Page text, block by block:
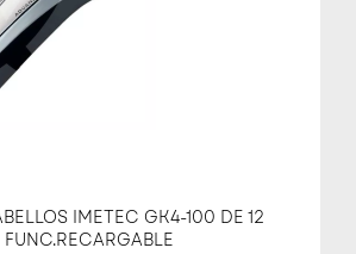
IMETEC GK4-100 DE 12
FUNC.RECARGABLE